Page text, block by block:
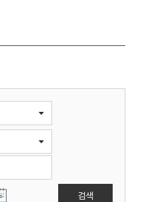
검색